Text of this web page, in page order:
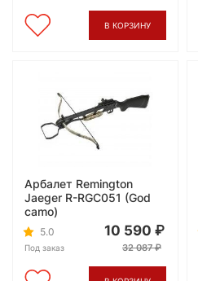
В КОРЗИНУ
Арбалет Remington
Jaeger R-RGC051 (God
camo)
5.0
Под заказ
10 590
32 087